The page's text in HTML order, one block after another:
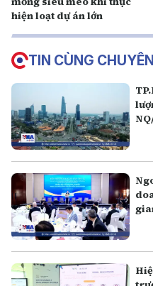
hiện loạt dự án lớn
TIN CÙNG